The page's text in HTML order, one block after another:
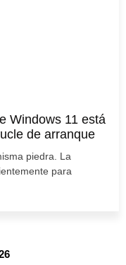
Windows 11 está
de arranque
piedra. La
para